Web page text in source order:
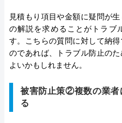
見積もり項目や金額に疑問が
の解説を求めることがトラブ
す。こちらの質問に対して納
のであれば、トラブル防止の
よいかもしれません。
被害防止策②複数の業者
る